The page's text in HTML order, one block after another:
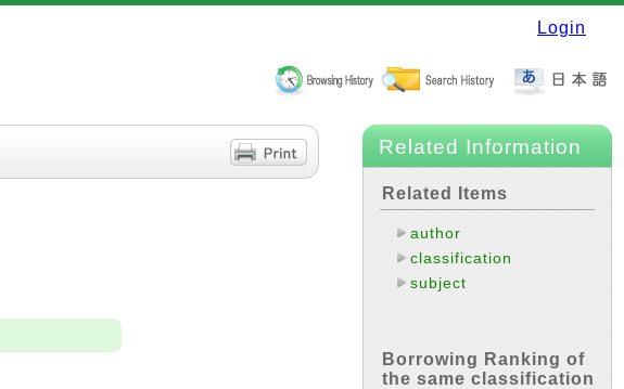
Login
Related Information
Related Items
author
classification
subject
Borrowing Ranking of
the same classification